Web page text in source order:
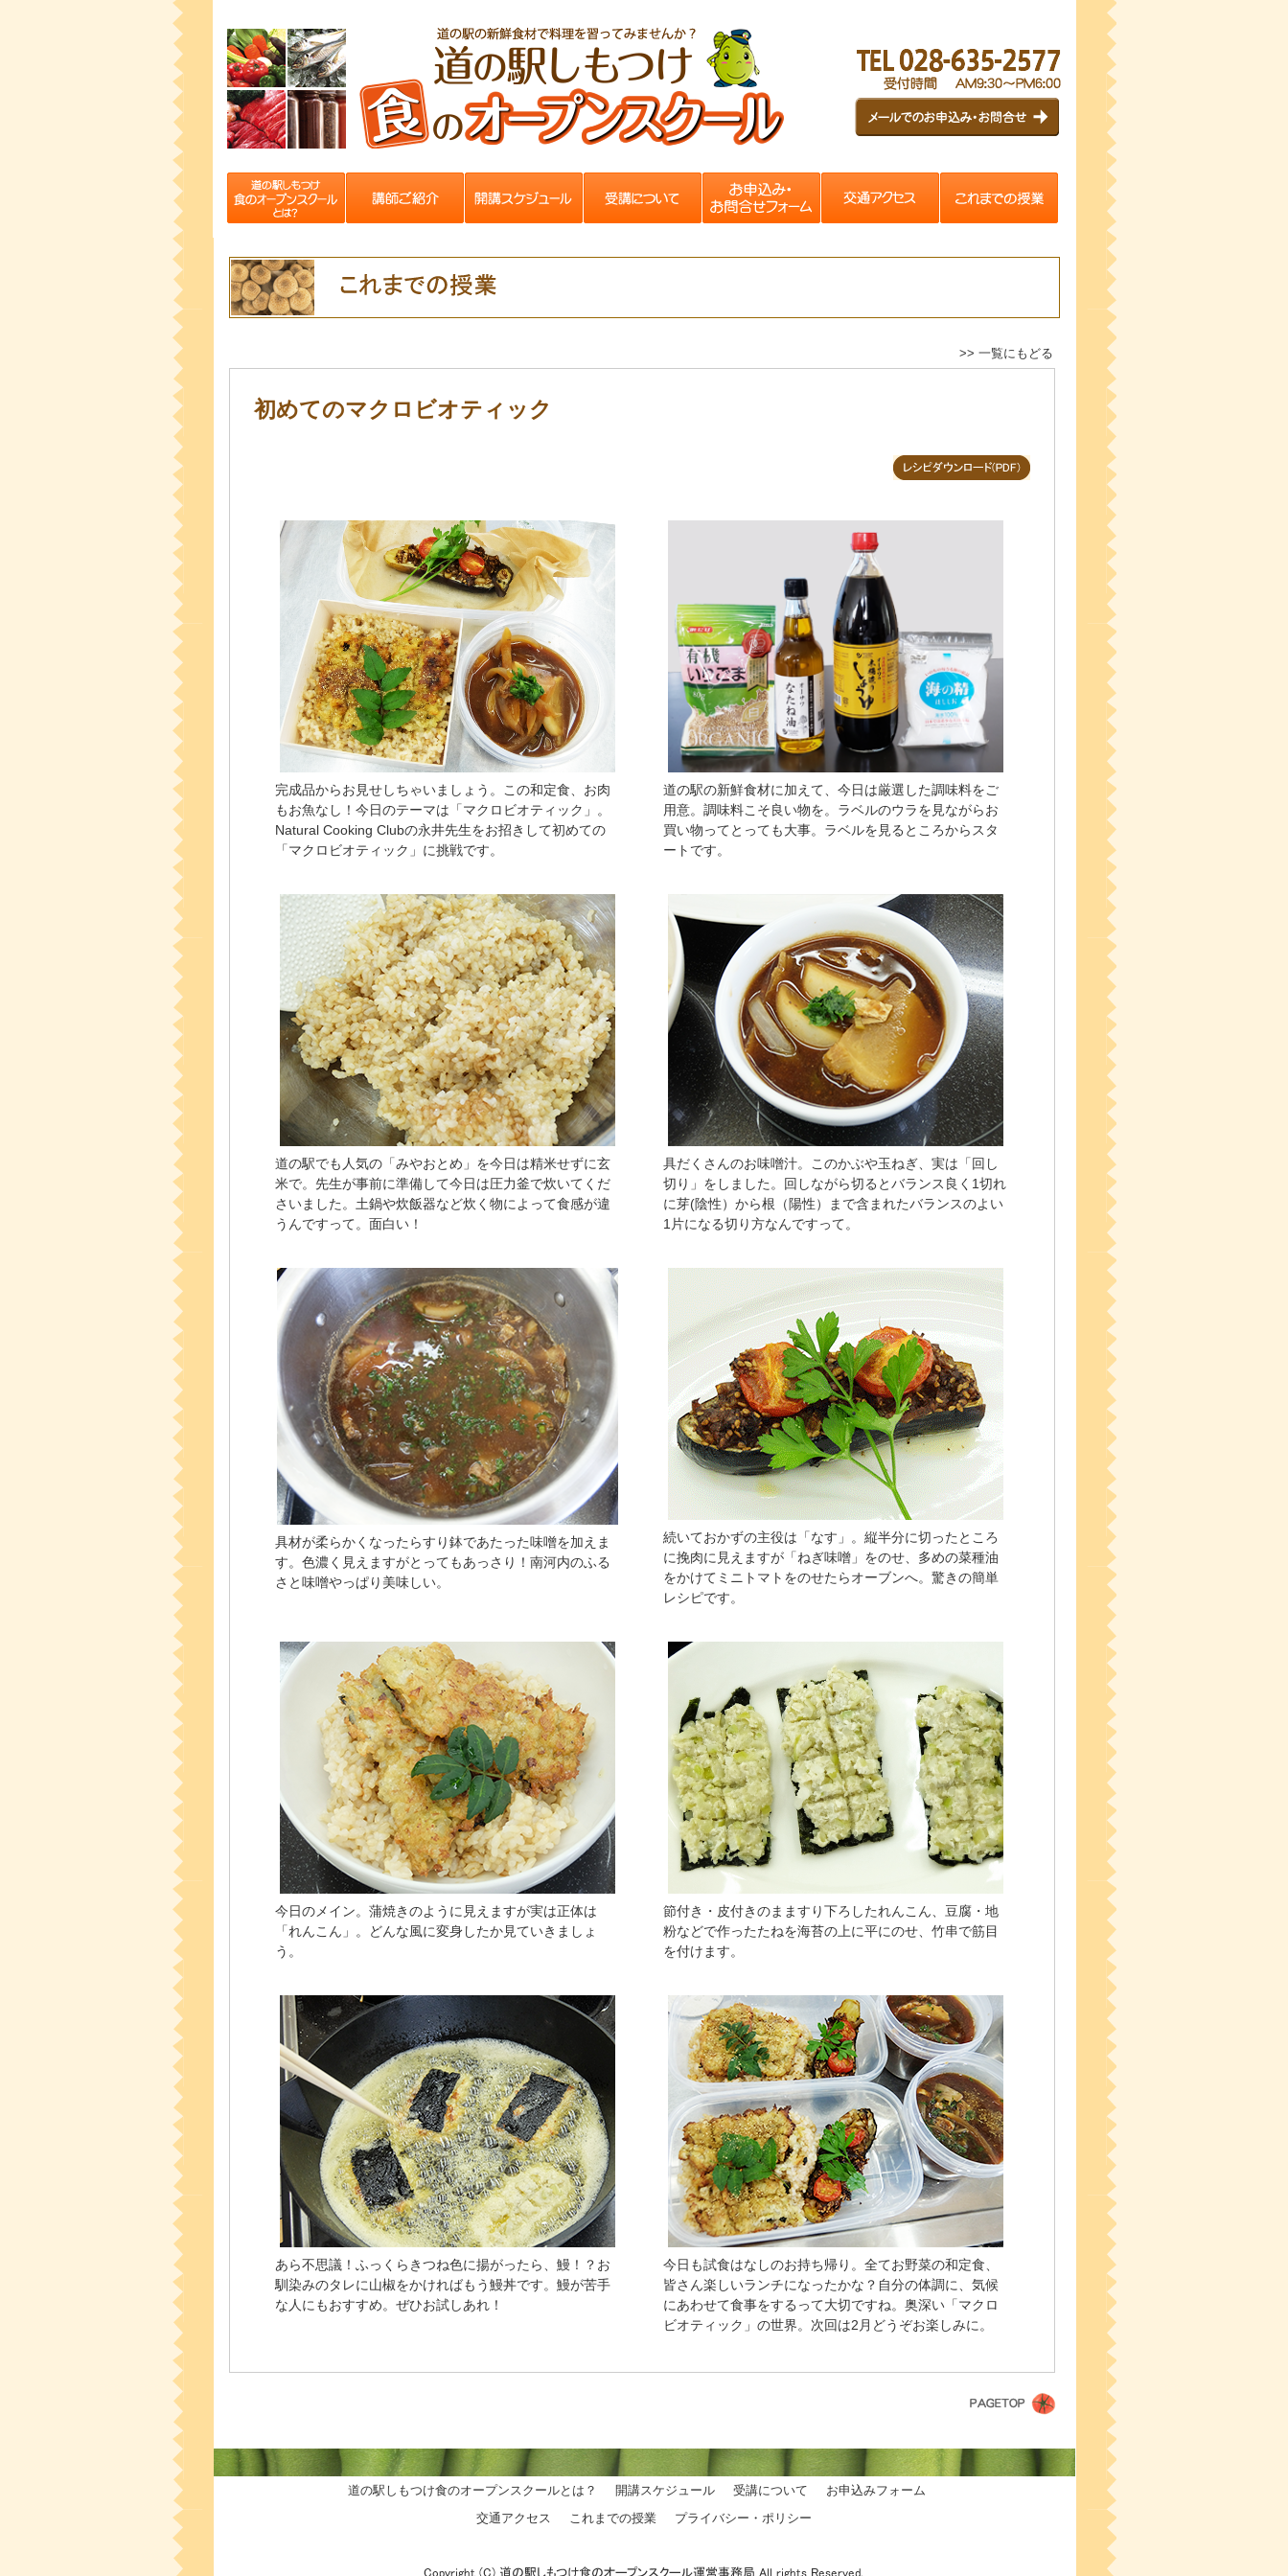
>> 一覧にもどる
初めてのマクロビオティック
完成品からお見せしちゃいましょう。この和定食、お肉
もお魚なし！今日のテーマは「マクロビオティック」。
Natural Cooking Clubの永井先生をお招きして初めての
「マクロビオティック」に挑戦です。
道の駅の新鮮食材に加えて、今日は厳選した調味料をご
用意。調味料こそ良い物を。ラベルのウラを見ながらお
買い物ってとっても大事。ラベルを見るところからスタ
ートです。
道の駅でも人気の「みやおとめ」を今日は精米せずに玄
米で。先生が事前に準備して今日は圧力釜で炊いてくだ
さいました。土鍋や炊飯器など炊く物によって食感が違
うんですって。面白い！
具だくさんのお味噌汁。このかぶや玉ねぎ、実は「回し
切り」をしました。回しながら切るとバランス良く1切れ
に芽(陰性）から根（陽性）まで含まれたバランスのよい
1片になる切り方なんですって。
具材が柔らかくなったらすり鉢であたった味噌を加えま
す。色濃く見えますがとってもあっさり！南河内のふる
さと味噌やっぱり美味しい。
続いておかずの主役は「なす」。縦半分に切ったところ
に挽肉に見えますが「ねぎ味噌」をのせ、多めの菜種油
をかけてミニトマトをのせたらオーブンへ。驚きの簡単
レシピです。
今日のメイン。蒲焼きのように見えますが実は正体は
「れんこん」。どんな風に変身したか見ていきましょ
う。
節付き・皮付きのまますり下ろしたれんこん、豆腐・地
粉などで作ったたねを海苔の上に平にのせ、竹串で筋目
を付けます。
あら不思議！ふっくらきつね色に揚がったら、鰻！？お
馴染みのタレに山椒をかければもう鰻丼です。鰻が苦手
な人にもおすすめ。ぜひお試しあれ！
今日も試食はなしのお持ち帰り。全てお野菜の和定食、
皆さん楽しいランチになったかな？自分の体調に、気候
にあわせて食事をするって大切ですね。奥深い「マクロ
ビオティック」の世界。次回は2月どうぞお楽しみに。
道の駅しもつけ食のオープンスクールとは？ 開講スケジュール 受講について
お申込みフォーム
交通アクセス
これまでの授業 プライバシー・ポリシー